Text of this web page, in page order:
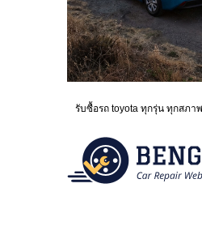
รับซื้อรถ toyota ทุกรุ่น ทุกสภา